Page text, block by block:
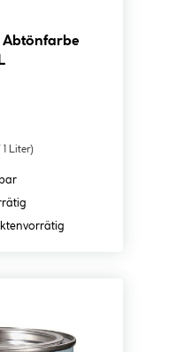
Abtönfarbe
1 Liter)
vorrätig